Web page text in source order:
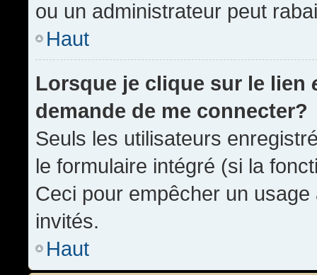
ou un administrateur peut
Haut
Lorsque je clique sur le lien
demande de me connecter?
Seuls les utilisateurs
le formulaire intégré (si la
Ceci pour empêcher un
invités.
Haut